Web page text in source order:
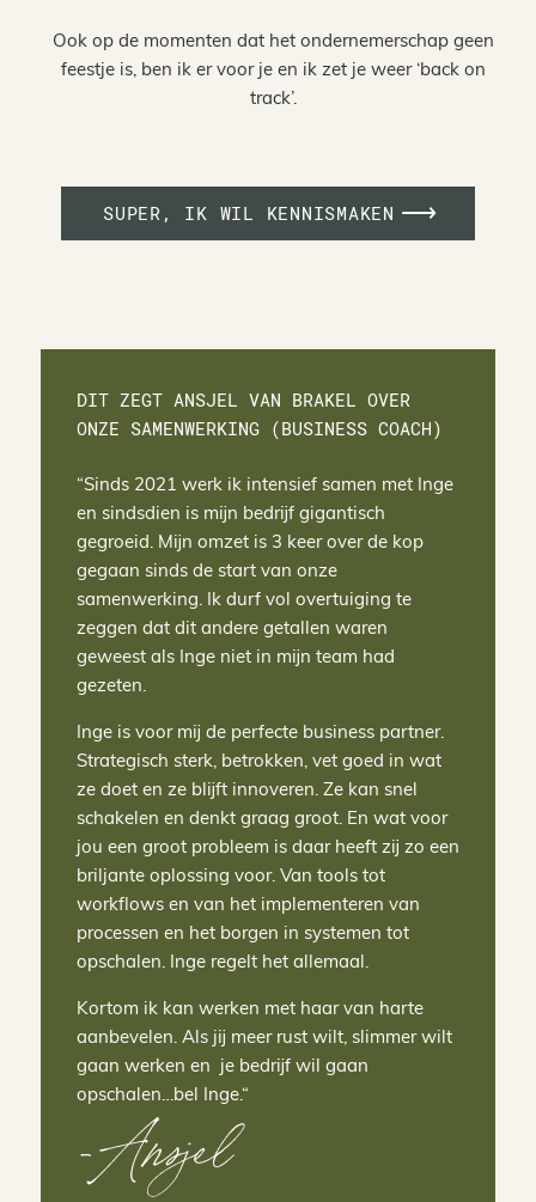
Ook op de momenten dat het ondernemerschap geen
feestje is, ben ik er voor je en ik zet je weer ‘back on
track’.
SUPER, IK WIL KENNISMAKEN
DIT ZEGT ANSJEL VAN BRAKEL OVER
ONZE SAMENWERKING (BUSINESS COACH)
“Sinds 2021 werk ik intensief samen met Inge
en sindsdien is mijn bedrijf gigantisch
gegroeid. Mijn omzet is 3 keer over de kop
gegaan sinds de start van onze
samenwerking. Ik durf vol overtuiging te
zeggen dat dit andere getallen waren
geweest als Inge niet in mijn team had
gezeten.
Inge is voor mij de perfecte business partner.
Strategisch sterk, betrokken, vet goed in wat
ze doet en ze blijft innoveren. Ze kan snel
schakelen en denkt graag groot. En wat voor
jou een groot probleem is daar heeft zij zo een
briljante oplossing voor. Van tools tot
workflows en van het implementeren van
processen en het borgen in systemen tot
opschalen. Inge regelt het allemaal.
Kortom ik kan werken met haar van harte
aanbevelen. Als jij meer rust wilt, slimmer wilt
gaan werken en je bedrijf wil gaan
opschalen…bel Inge.“
-Ansjel